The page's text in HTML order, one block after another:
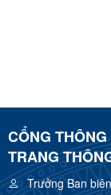
CỔNG
TRANG
Trưởng Ban